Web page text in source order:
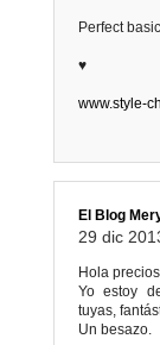
Perfect
♥
www.style-
El Blog
29 dic
Hola
Yo estoy
tuyas,
Un besazo.